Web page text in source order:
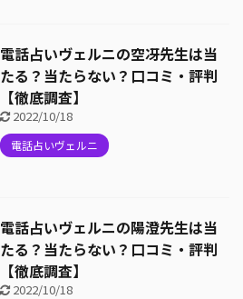
電話占いヴェルニの空冴先生は当
たる？当たらない？口コミ・評判
【徹底調査】
2022/10/18
電話占いヴェルニ
電話占いヴェルニの陽澄先生は当
たる？当たらない？口コミ・評判
【徹底調査】
2022/10/18